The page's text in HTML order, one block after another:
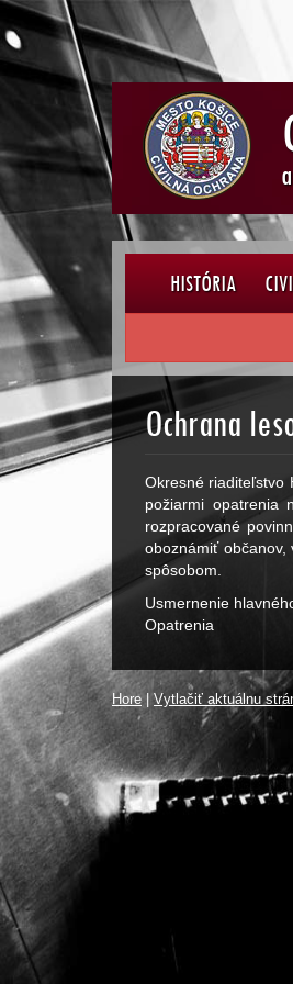
HISTÓRIA
Ochrana
Okresné riaditeľstvo
požiarmi opatrenia
rozpracované
oboznámiť
spôsobom.
Usmernenie
Opatrenia
Hore| Vytlačiť aktuálnu